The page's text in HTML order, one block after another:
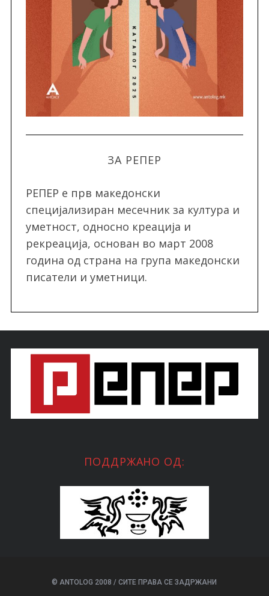
ЗА РЕПЕР
РЕПЕР e прв македонски
специјализиран месечник за култура и
уметност, односно креација и
рекреација, oснован во март 2008
година од страна на група македонски
писатели и уметници.
ПОДДРЖАНО ОД:
© ANTOLOG 2008 / СИТЕ ПРАВА СЕ ЗАДРЖАНИ